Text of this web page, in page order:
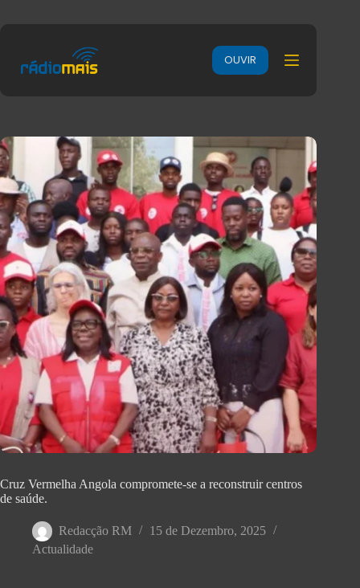
OUVIR
Cruz Vermelha Angola compromete-se a reconstruir centros
de saúde.
Redacção RM
15 de Dezembro, 2025
Actualidade